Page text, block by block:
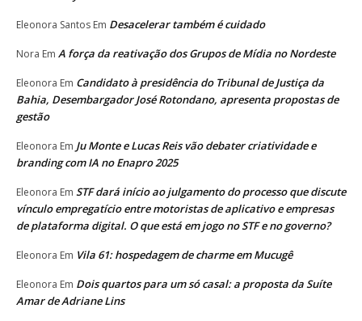
Eleonora Santos Em Desacelerar também é cuidado
Nora Em A força da reativação dos Grupos de Mídia no Nordeste
Eleonora Em Candidato à presidência do Tribunal de Justiça da
Bahia, Desembargador José Rotondano, apresenta propostas de
gestão
Eleonora Em Ju Monte e Lucas Reis vão debater criatividade e
branding com IA no Enapro 2025
Eleonora Em STF dará início ao julgamento do processo que discute
vínculo empregatício entre motoristas de aplicativo e empresas
de plataforma digital. O que está em jogo no STF e no governo?
Eleonora Em Vila 61: hospedagem de charme em Mucugê
Eleonora Em Dois quartos para um só casal: a proposta da Suíte
Amar de Adriane Lins